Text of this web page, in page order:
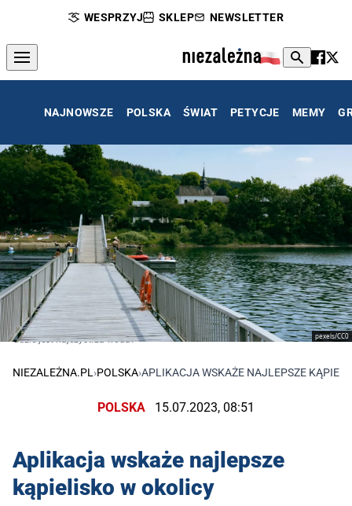
WESPRZYJ SKLEP NEWSLETTER
NAJNOWSZE POLSKA ŚWIAT PETYCJE MEMY
pexels/CC0
Gdzie jest najczystrza woda?
NIEZALEŻNA.PL ›POLSKA›APLIKACJA WSKAŻE NAJLEPSZE
POLSKA 15.07.2023, 08:51
Aplikacja wskaże najlepsze
kąpielisko w okolicy